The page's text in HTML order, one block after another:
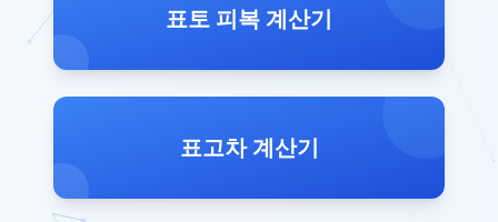
표토 피복 계산기
표고차 계산기